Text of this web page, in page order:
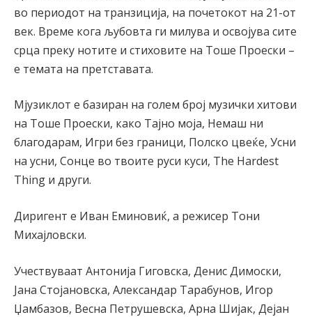
во периодот на транзиција, на почетокот на 21-от
век. Време кога љубовта ги милува и освојува сите
срца преку нотите и стиховите на Тоше Проески –
е темата на претставата.
Мјузиклот е базиран на голем број музички хитови
на Тоше Проески, како Тајно моја, Немаш ни
благодарам, Игри без граници, Полско цвеќе, Усни
на усни, Сонце во твоите руси куси, The Hardest
Thing и други.
Диригент е Иван Еминовиќ, а режисер Тони
Михајловски.
Учествуваат Антонија Гиговска, Денис Димоски,
Јана Стојановска, Александар Тарабунов, Игор
Џамбазов, Весна Петрушевска, Арна Шијак, Дејан